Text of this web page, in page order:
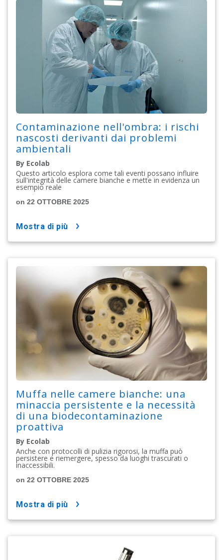
Contaminazione nell'ombra: i rischi
nascosti derivanti dai problemi
ambientali
By Ecolab
Questo articolo esplora come tali eventi possano influire
sull'integrità delle camere bianche e mette in evidenza un
esempio reale
on 22 OTTOBRE 2025
mostra di più
Muffa nelle camere bianche: una
minaccia persistente e la necessità
di una biodecontaminazione
proattiva
By Ecolab
Anche con protocolli di pulizia rigorosi, la muffa può
persistere e riemergere, spesso da luoghi trascurati o
inaccessibili.
on 22 OTTOBRE 2025
mostra di più